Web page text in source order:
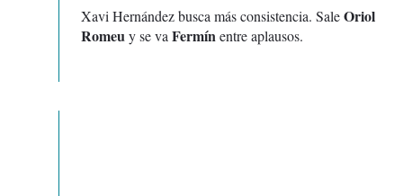
Xavi Hernández busca más consistencia. SaleOriol
Romeuy se vaFermínentre aplausos.